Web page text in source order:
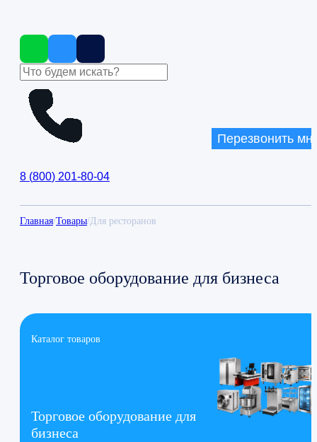
8 (800) 201-80-04
Перезвонить
Главная/Товары/Для ресторанов
Торговое оборудование для бизнеса
Каталог товаров
Торговое оборудование для
бизнеса